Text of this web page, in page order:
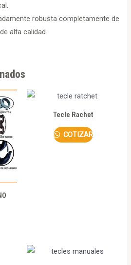
robusta completamente de
alta calidad.
Tecle Rachet
COTIZAR